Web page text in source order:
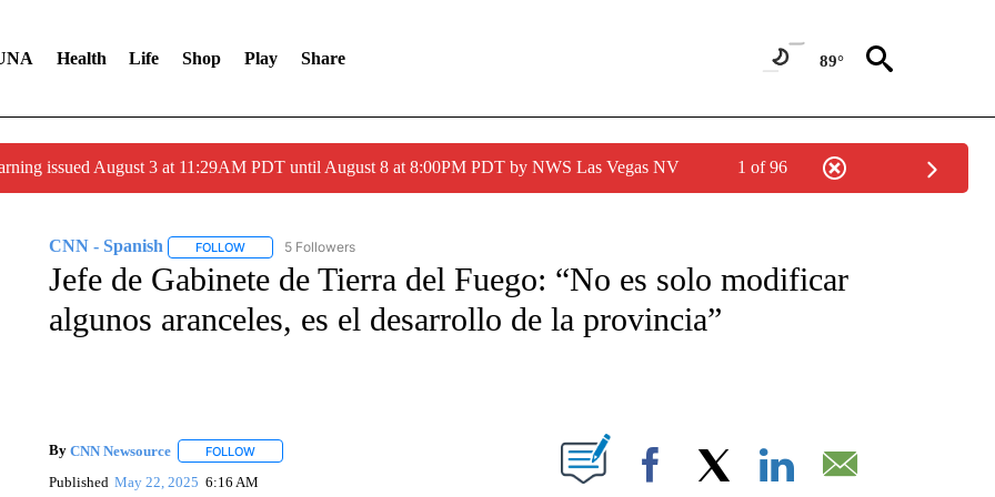
Health Life Shop Play Share 89°
issued August 3 at 11:29AM PDT until August 8 at 8:00PM PDT by NWS Las Vegas NV 1 of 96
CNN - Spanish FOLLOWFOLLOW "CNN - SPANISH" TO RECEIVE NOTIFICATIONS ABOUT NEW PAGES ON "CNN - SPANISH".
5 Followers
Jefe de Gabinete de Tierra del Fuego: “No es solo modificar
algunos aranceles, es el desarrollo de la provincia”
By CNN Newsource FOLLOWFOLLOW "" TO RECEIVE NOTIFICATIONS ABOUT NEW PAGES ON "".
Published May 22, 2025 6:16 AM Facebook